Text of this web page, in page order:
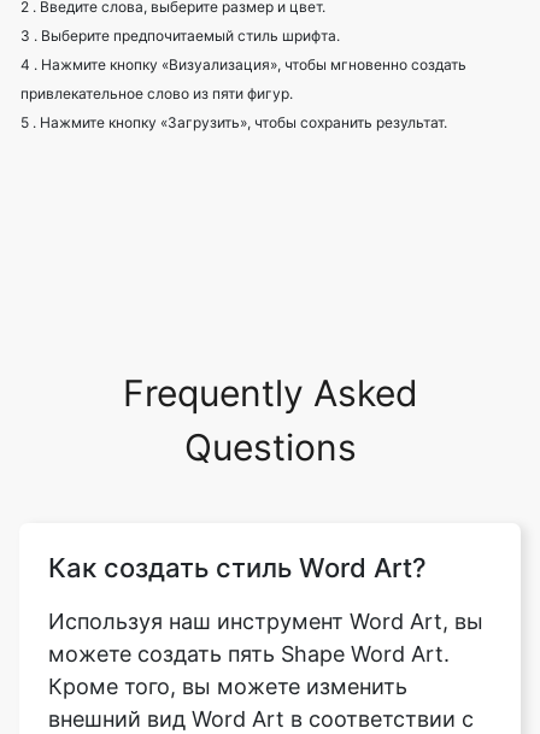
2 . Введите слова, выберите размер и цвет.
3 . Выберите предпочитаемый стиль шрифта.
4 . Нажмите кнопку «Визуализация», чтобы мгновенно создать
привлекательное слово из пяти фигур.
5 . Нажмите кнопку «Загрузить», чтобы сохранить результат.
Frequently Asked
Questions
Как создать стиль Word Art?
Используя наш инструмент Word Art, вы
можете создать пять Shape Word Art.
Кроме того, вы можете изменить
внешний вид Word Art в соответствии с